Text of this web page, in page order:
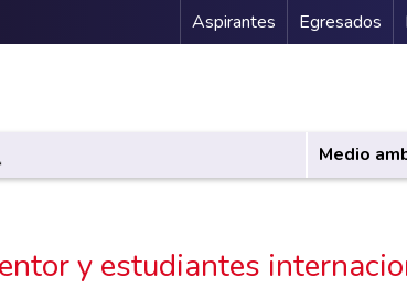
Menu
Aspirantes Egresados
Medio
y estudiantes